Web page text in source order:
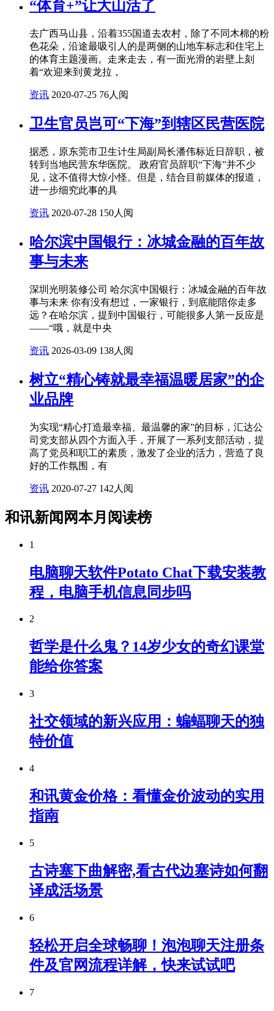
“体育+”让大山活了
去广西马山县，沿着355国道去农村，除了不同木棉的粉
色花朵，沿途最吸引人的是两侧的山地车标志和住宅上
的体育主题漫画。走来走去，有一面光滑的岩壁上刻
着“欢迎来到黄龙拉，
资讯 2020-07-25 76人阅
卫生官员岂可“下海”到辖区民营医院
据悉，原东莞市卫生计生局副局长潘伟标近日辞职，被
转到当地民营东华医院。 政府官员辞职“下海”并不少
见，这不值得大惊小怪。但是，结合目前媒体的报道，
进一步细究此事的具
资讯 2020-07-28 150人阅
哈尔滨中国银行：冰城金融的百年故
事与未来
深圳光明装修公司 哈尔滨中国银行：冰城金融的百年故
事与未来 你有没有想过，一家银行，到底能陪你走多
远？在哈尔滨，提到中国银行，可能很多人第一反应是
——“哦，就是中央
资讯 2026-03-09 138人阅
树立“精心铸就最幸福温暖居家”的企
业品牌
为实现“精心打造最幸福、最温馨的家”的目标，汇达公
司党支部从四个方面入手，开展了一系列支部活动，提
高了党员和职工的素质，激发了企业的活力，营造了良
好的工作氛围，有
资讯 2020-07-27 142人阅
和讯新闻网本月阅读榜
1
电脑聊天软件Potato Chat下载安装教
程，电脑手机信息同步吗
2
哲学是什么鬼？14岁少女的奇幻课堂
能给你答案
3
社交领域的新兴应用：蝙蝠聊天的独
特价值
4
和讯黄金价格：看懂金价波动的实用
指南
5
古诗塞下曲解密,看古代边塞诗如何翻
译成活场景
6
轻松开启全球畅聊！泡泡聊天注册条
件及官网流程详解，快来试试吧
7